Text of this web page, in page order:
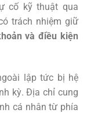
cố kỹ thuật qua
trách nhiệm giữ
và điều kiện
lập tức bị hệ
kỳ. Địa chỉ cung
cá nhân từ phía